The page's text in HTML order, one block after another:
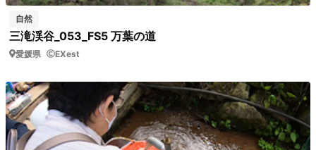
自然
三滝渓谷_053_FS5 万葉の道
愛媛県 EXest